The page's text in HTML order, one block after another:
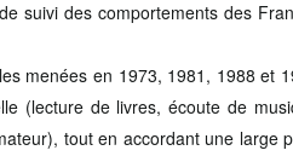
suivi des comportements des
menées en 1973, 1981, 1988 et
(lecture de livres, écoute de
tout en accordant une large